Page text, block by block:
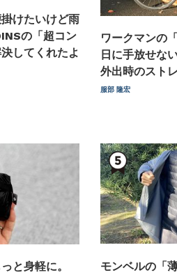
けたいけど雨
の「超コン
してくれたよ
ワークマンの
日に手放せな
外出時のスト
服部 隆宏
と身軽に。
モンベルの「